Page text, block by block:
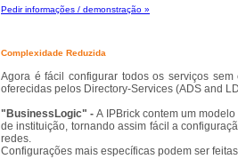
Pedir informações / demonstração »
Complexidade Reduzida
Agora é fácil configurar todos os serviços
oferecidas pelos Directory-Services (ADS and
"BusinessLogic" -A IPBrick contem um
de instituição, tornando assim fácil a
redes.
Configurações mais específicas podem ser